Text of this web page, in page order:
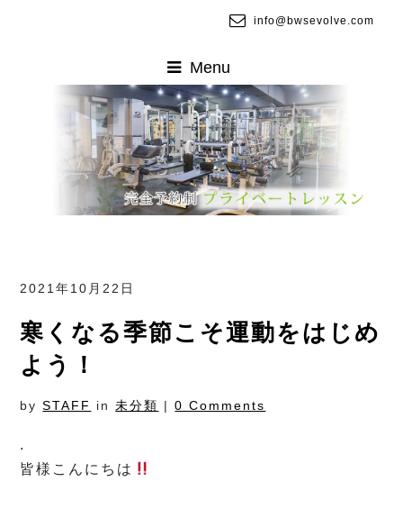
info@bwsevolve.com
2021年10月22日
寒くなる季節こそ運動をはじめ
よう！
bySTAFF in未分類 |0 Comments
.
皆様こんにちは